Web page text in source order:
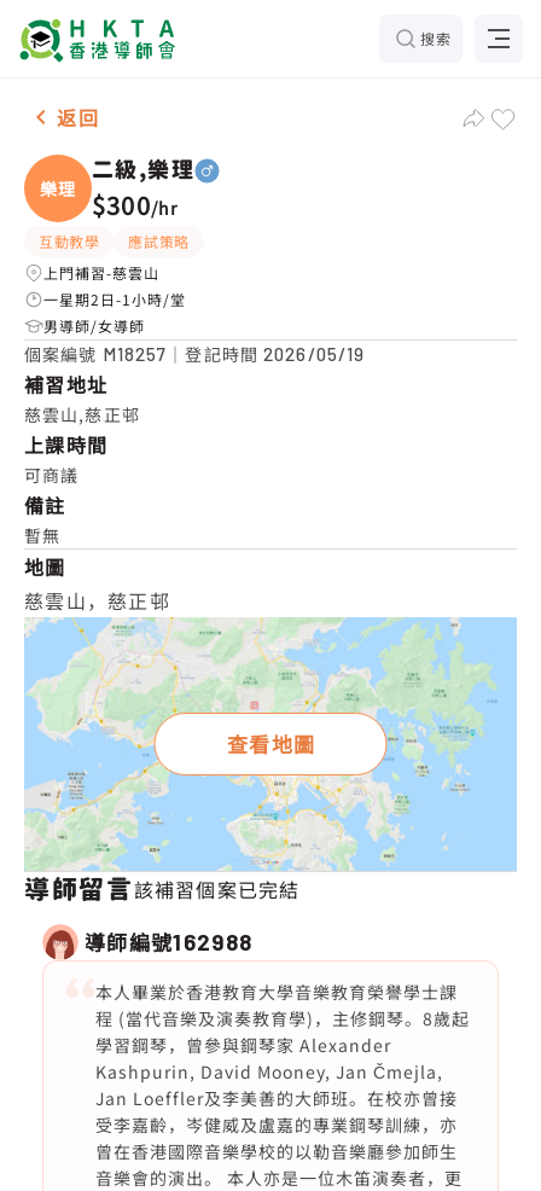
搜索
男-1名 二級,樂理，慈雲山 補習推介
返回
樂理
二級,樂理
$300/hr
互動教學
應試策略
上門補習-慈雲山
一星期2日-1小時/堂
男導師/女導師
個案編號 M18257 ｜登記時間2026/05/19
補習地址
慈雲山,慈正邨
上課時間
可商議
備註
暫無
地圖
慈雲山，慈正邨
查看地圖
導師留言該補習個案已完結
導師編號162988
本人畢業於香港教育大學音樂教育榮譽學士課
程 (當代音樂及演奏教育學)，主修鋼琴。8歲起
學習鋼琴，曾參與鋼琴家 Alexander
Kashpurin, David Mooney, Jan Čmejla,
Jan Loeffler及李美善的大師班。在校亦曾接
受李嘉齡，岑健威及盧嘉的專業鋼琴訓練，亦
曾在香港國際音樂學校的以勒音樂廳參加師生
音樂會的演出。 本人亦是一位木笛演奏者，更